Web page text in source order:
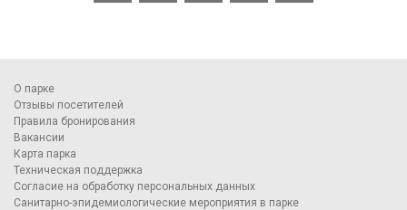
О парке
Отзывы посетителей
Правила бронирования
Вакансии
Карта парка
Техническая поддержка
Согласие на обработку персональных данных
Санитарно-эпидемиологические мероприятия в парке